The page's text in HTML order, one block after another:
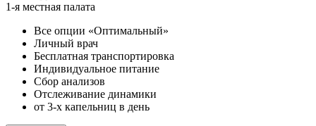
1-я местная палата
Все опции «Оптимальный»
Личный врач
Бесплатная транспортировка
Индивидуальное питание
Сбор анализов
Отслеживание динамики
от 3-х капельниц в день